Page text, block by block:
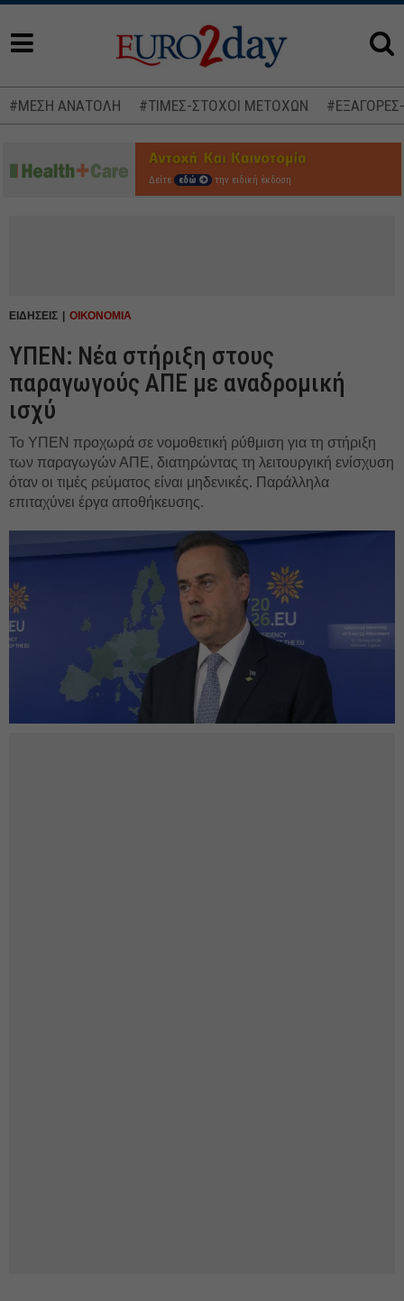
#ΜΕΣΗ ΑΝΑΤΟΛΗ #ΤΙΜΕΣ-ΣΤΟΧΟΙ ΜΕΤΟΧΩΝ
Δείτε εδώ την ειδική έκδοση
ΕΙΔΗΣΕΙΣ ΟΙΚΟΝΟΜΙΑ
ΥΠΕΝ: Νέα στήριξη στους
παραγωγούς ΑΠΕ με αναδρομική
ισχύ
Το ΥΠΕΝ προχωρά σε νομοθετική ρύθμιση για τη στήριξη
των παραγωγών ΑΠΕ, διατηρώντας τη λειτουργική ενίσχυση
όταν οι τιμές ρεύματος είναι μηδενικές. Παράλληλα
επιταχύνει έργα αποθήκευσης.